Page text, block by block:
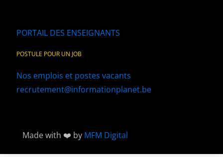
PORTAIL DES ENSEIGNANTS
POSTULE POUR UN JOB
Nos emplois et postes vacants
recrutement@informationplanet.be
Made with ❤️ by MFM Digital